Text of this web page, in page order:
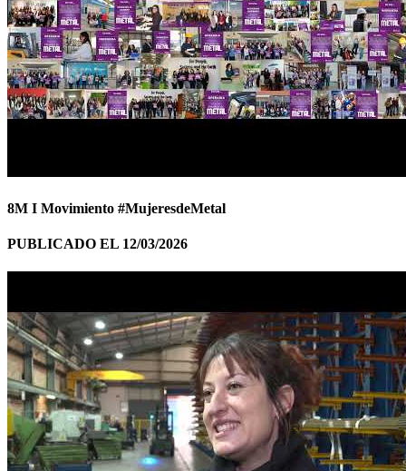
8M I Movimiento #MujeresdeMetal
PUBLICADO EL 12/03/2026